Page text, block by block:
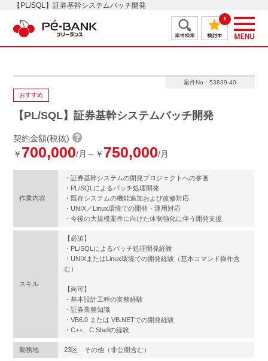
【PL/SQL】証券基幹システムバッチ開発
0
案件No：53839-40
おすすめ
【PL/SQL】証券基幹システムバッチ開発
契約金額(税抜)
￥ 700,000/月～￥ 750,000/月
作業内容
・証券基幹システムの開発プロジェクトへの参画
・PL/SQLによるバッチ処理開発
・既存システムの機能追加および改修対応
・UNIX／Linux環境での開発・運用対応
・今後の大規模案件に向けた体制強化に伴う開発支援
スキル
【必須】
・PL/SQLによるバッチ処理開発経験
・UNIXまたはLinux環境での開発経験（基本コマンド操作含
む）
【尚可】
・基本設計工程の実務経験
・証券業務知識
・VB6.0 または VB.NETでの開発経験
・C++、C Shellの経験
勤務地 23区 その他（非公開含む）